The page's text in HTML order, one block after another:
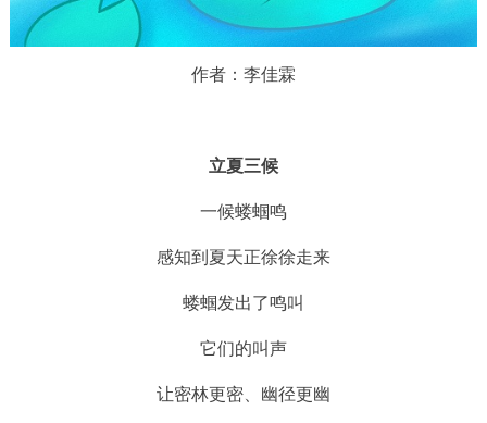
作者：李佳霖
立夏三候
一候蝼蝈鸣
感知到夏天正徐徐走来
蝼蝈发出了鸣叫
它们的叫声
让密林更密、幽径更幽